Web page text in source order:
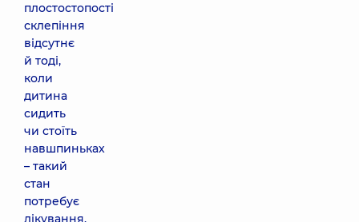
плостостопості
склепіння
відсутнє
й тоді,
коли
дитина
сидить
чи стоїть
навшпиньках
– такий
стан
потребує
лікування.